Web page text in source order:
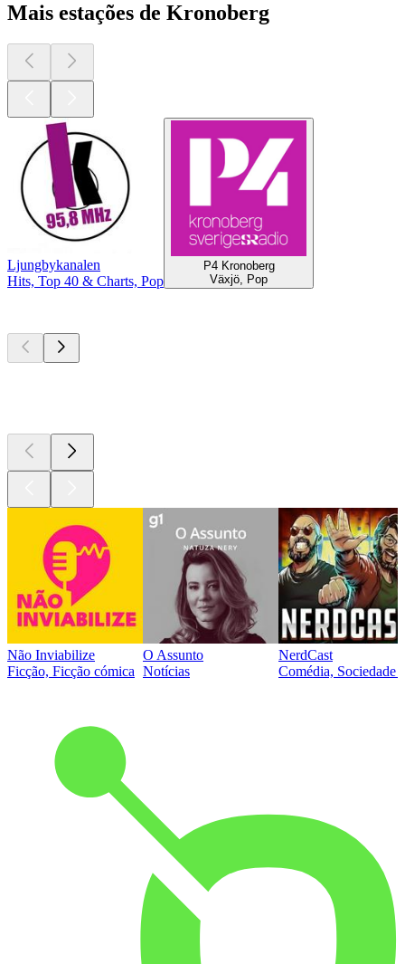
Mais estações de Kronoberg
Ljungbykanalen
Hits, Top 40 & Charts, Pop
P4 Kronoberg
Växjö, Pop
Não Inviabilize
Ficção, Ficção cómica
O Assunto
Notícias
NerdCast
Comédia, Sociedade